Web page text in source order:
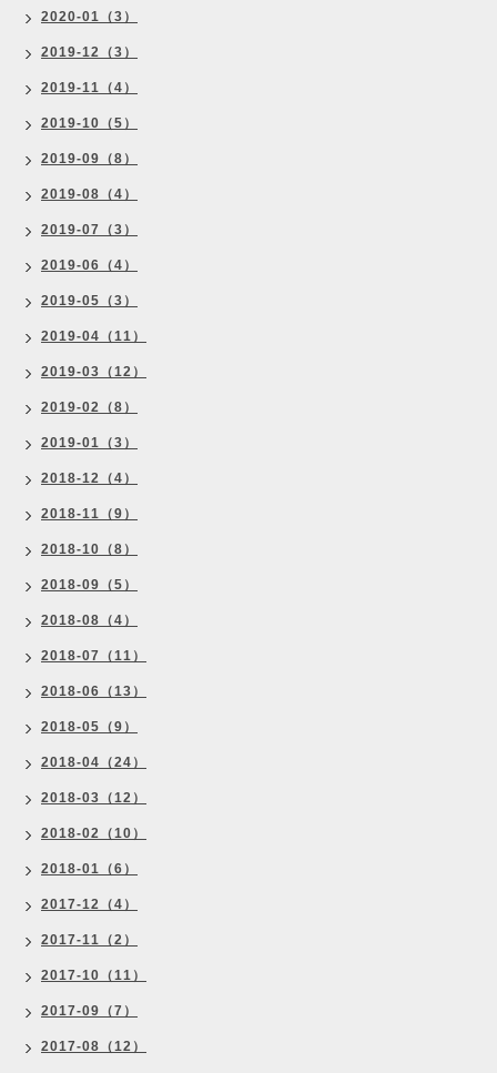
2020-01（3）
2019-12（3）
2019-11（4）
2019-10（5）
2019-09（8）
2019-08（4）
2019-07（3）
2019-06（4）
2019-05（3）
2019-04（11）
2019-03（12）
2019-02（8）
2019-01（3）
2018-12（4）
2018-11（9）
2018-10（8）
2018-09（5）
2018-08（4）
2018-07（11）
2018-06（13）
2018-05（9）
2018-04（24）
2018-03（12）
2018-02（10）
2018-01（6）
2017-12（4）
2017-11（2）
2017-10（11）
2017-09（7）
2017-08（12）